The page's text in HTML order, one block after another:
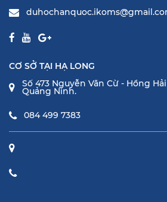
CƠ SỞ TẠI HẠ LONG
Số 473 Nguyễn Văn Cừ - Hồng
Quảng Ninh.
084 499 7383